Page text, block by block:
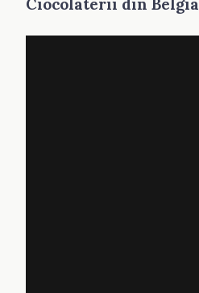
Ciocolaterii din Belgia